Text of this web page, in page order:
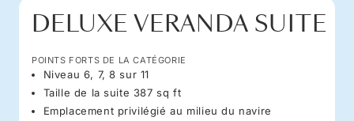
DELUXE VERANDA SUITE
POINTS FORTS DE LA CATÉGORIE
Niveau 6, 7, 8 sur 11
Taille de la suite 387 sq ft
Emplacement privilégié au milieu du navire